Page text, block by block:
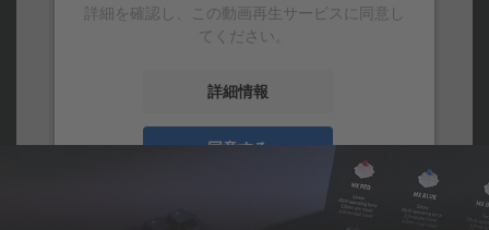
詳細を確認し、この動画再生サービスに同意し
てください。
詳細情報
同意する